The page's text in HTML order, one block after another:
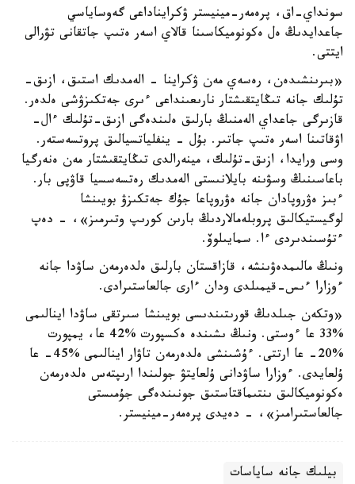
سونداي-اق، پرەمەر-مينيستر ۋكرايناداعى گەوساياسي
جاعدايدىڭ ەل ەكونوميكاسىنا قالاي اسەر ەتىپ جاتقانى تۋرالى
ايتتى.
«بىرىنشىدەن، رەسەي مەن ۋكراينا - الەمدىك استىق، ازىق-
تۇلىك جانە تىڭايتقىشتار نارىعىنداعى ءىرى جەتكىزۋشى ەلدەر.
قازىرگى جاعداي الەمنىڭ بارلىق ەلىندەگى ازىق-تۇلىك ءال-
اۋقاتىنا اسەر ەتىپ جاتىر. بۇل - ينفلياتسيالىق پروتسەستەر.
وسى ورايدا، ازىق-تۇلىك، مينەرالدى تىڭايتقىشتار مەن ەنەرگيا
باعاسىنىڭ وسۋىنە بايلانىستى الەمدىك رەتسەسسيا قاۋپى بار.
ءبىز ەۋروپادان جانە ەۋروپاعا جۇك جەتكىزۋ بويىنشا
لوگيستيكالىق پروبلەمالاردىڭ بارىن كورىپ وتىرمىز»، - دەپ
ءتۇسىندىردى ءا. سمايىلوۆ.
ونىڭ مالىمدەۋىنشە، قازاقستان بارلىق ەلدەرمەن ساۋدا جانە
ءوزارا ءىس-قيمىلدى ودان ءارى جالعاستىرادى.
«وتكەن جىلدىڭ قورىتىندىسى بويىنشا سىرتقى ساۋدا اينالىمى
%33 عا ءوستى. ونىڭ ىشىندە ەكسپورت %42 عا، يمپورت
%20- عا ارتتى. ءۇشىنشى ەلدەرمەن تاۋار اينالىمى %45- عا
ۇلعايدى. ءوزارا ساۋدانى ۇلعايتۋ جولىندا ارىپتەس ەلدەرمەن
ەكونوميكالىق ىنتىماقتاستىق جونىندەگى جۇمىستى
جالعاستىرامىز»، - دەيدى پرەمەر-مينيستر.
بيلىك جانە ساياسات